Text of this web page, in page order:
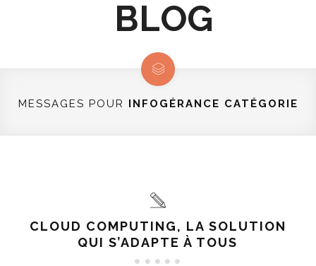
MESSAGES POUR INFOGÉRANCE CATÉGORIE
CLOUD COMPUTING, LA SOLUTION
QUI S’ADAPTE À TOUS